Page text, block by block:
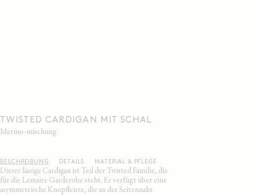
TWISTED CARDIGAN MIT SCHAL
merino-mischung
BESCHREIBUNG DETAILS MATERIAL & PFLEGE
Dieser lässige Cardigan ist Teil der Twisted Familie, die
für die Lemaire Garderobe steht. Er verfügt über eine
asymmetrische Knopfleiste, die an der Seitennaht